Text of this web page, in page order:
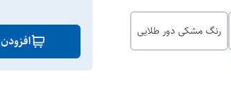
رنگ مشکی دور طلایی